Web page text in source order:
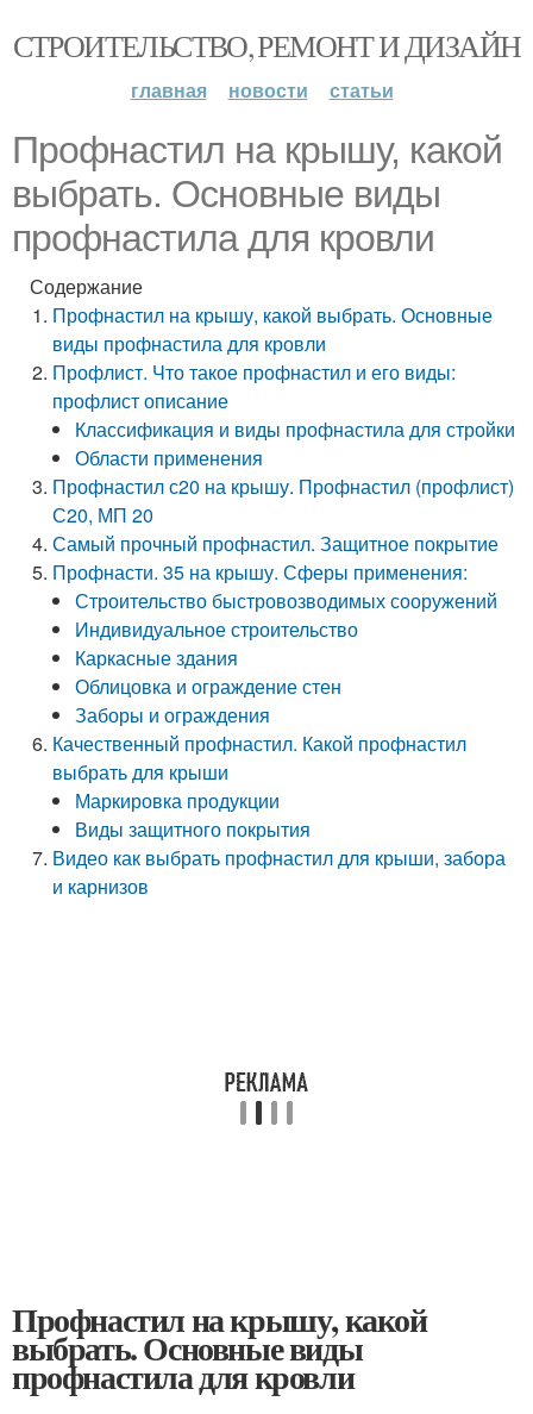
СТРОИТЕЛЬСТВО, РЕМОНТ И ДИЗАЙН
главная новости статьи
Профнастил на крышу, какой
выбрать. Основные виды
профнастила для кровли
Содержание
Профнастил на крышу, какой выбрать. Основные
виды профнастила для кровли
Профлист. Что такое профнастил и его виды:
профлист описание
Классификация и виды профнастила для стройки
Области применения
Профнастил с20 на крышу. Профнастил (профлист)
С20, МП 20
Самый прочный профнастил. Защитное покрытие
Профнасти. 35 на крышу. Сферы применения:
Строительство быстровозводимых сооружений
Индивидуальное строительство
Каркасные здания
Облицовка и ограждение стен
Заборы и ограждения
Качественный профнастил. Какой профнастил
выбрать для крыши
Маркировка продукции
Виды защитного покрытия
Видео как выбрать профнастил для крыши, забора
и карнизов
Профнастил на крышу, какой
выбрать. Основные виды
профнастила для кровли